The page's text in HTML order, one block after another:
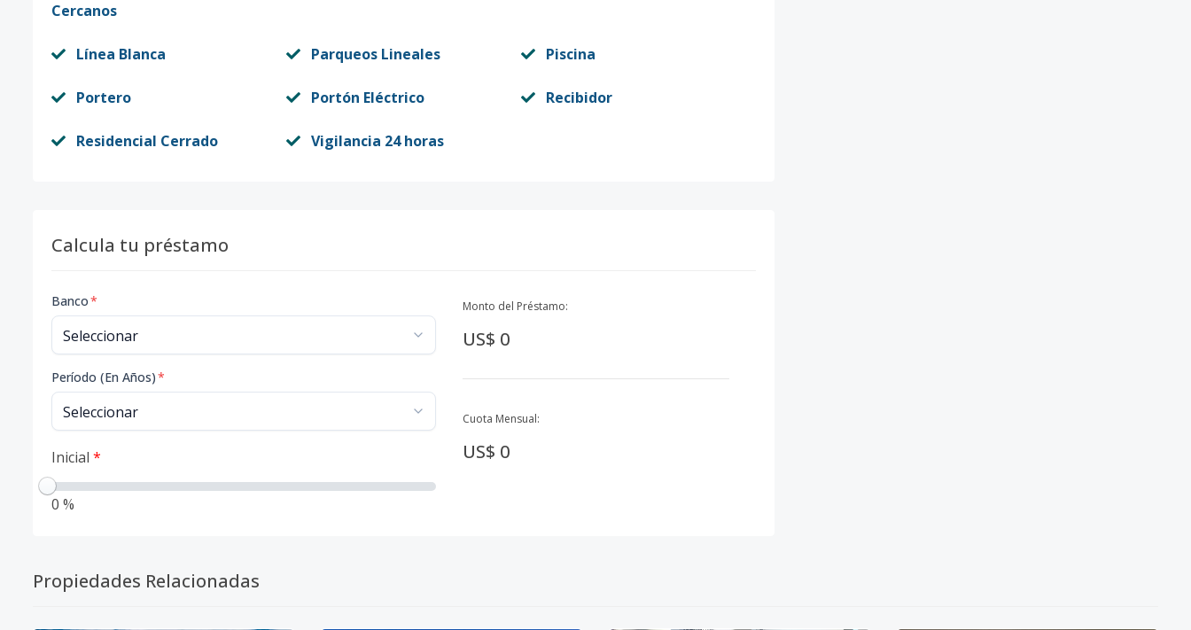
Cercanos
Línea Blanca Parqueos Lineales Piscina
Portero Portón Eléctrico Recibidor
Residencial Cerrado Vigilancia 24 horas
Calcula tu préstamo
Banco*
Período (En Años)*
Inicial *
0 %
Monto del Préstamo:
US$ 0
Cuota Mensual:
US$ 0
Propiedades Relacionadas